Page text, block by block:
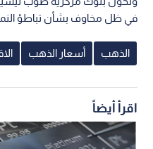
في ظل مخاوف بشأن تباطؤ
الذهب أسعار الذهب
اقرأ أيضاً